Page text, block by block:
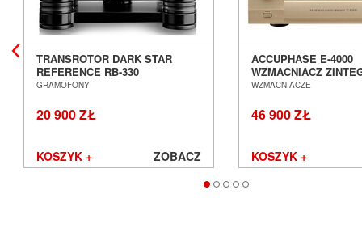
TRANSROTOR DARK STAR
REFERENCE RB-330
GRAMOFON ANALOGOWY
GRAMOFONY
20 900 ZŁ
KOSZYK + ZOBACZ
ACCUPHASE E-4000
WZMACNIACZ
SALON POZNAŃ
WZMACNIACZE
46 900 ZŁ
KOSZYK +